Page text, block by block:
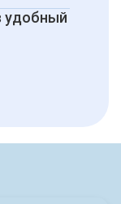
удобный